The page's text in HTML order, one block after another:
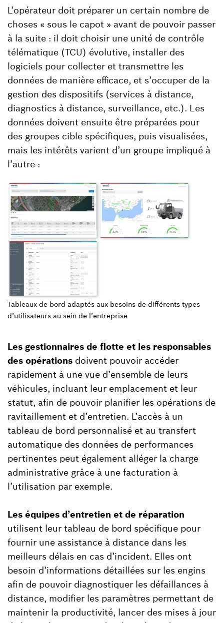
L’opérateur doit préparer un certain nombre de
choses « sous le capot » avant de pouvoir passer
à la suite : il doit choisir une unité de contrôle
télématique (TCU) évolutive, installer des
logiciels pour collecter et transmettre les
données de manière efficace, et s’occuper de la
gestion des dispositifs (services à distance,
diagnostics à distance, surveillance, etc.). Les
données doivent ensuite être préparées pour
des groupes cible spécifiques, puis visualisées,
mais les intérêts varient d’un groupe impliqué à
l’autre :
Tableaux de bord adaptés aux besoins de différents types
d’utilisateurs au sein de l’entreprise
Les gestionnaires de flotte et les responsables
des opérations doivent pouvoir accéder
rapidement à une vue d’ensemble de leurs
véhicules, incluant leur emplacement et leur
statut, afin de pouvoir planifier les opérations de
ravitaillement et d’entretien. L’accès à un
tableau de bord personnalisé et au transfert
automatique des données de performances
pertinentes peut également alléger la charge
administrative grâce à une facturation à
l’utilisation par exemple.
Les équipes d’entretien et de réparation
utilisent leur tableau de bord spécifique pour
fournir une assistance à distance dans les
meilleurs délais en cas d’incident. Elles ont
besoin d’informations détaillées sur les engins
afin de pouvoir diagnostiquer les défaillances à
distance, modifier les paramètres permettant de
maintenir la productivité, lancer des mises à jour